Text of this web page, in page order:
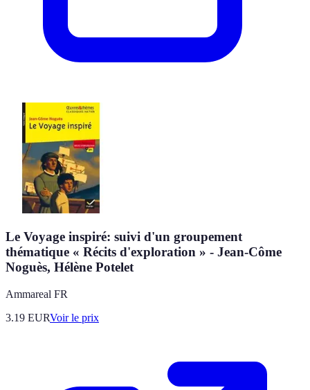
Le Voyage inspiré: suivi d'un groupement
thématique « Récits d'exploration » - Jean-Côme
Noguès, Hélène Potelet
Ammareal FR
3.19 EURVoir le prix